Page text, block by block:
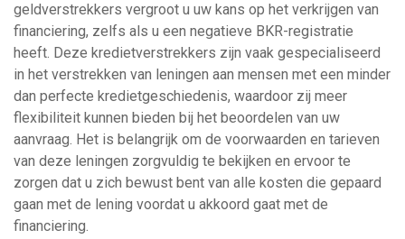
geldverstrekkers vergroot u uw kans op het verkrijgen van
financiering, zelfs als u een negatieve BKR-registratie
heeft. Deze kredietverstrekkers zijn vaak gespecialiseerd
in het verstrekken van leningen aan mensen met een minder
dan perfecte kredietgeschiedenis, waardoor zij meer
flexibiliteit kunnen bieden bij het beoordelen van uw
aanvraag. Het is belangrijk om de voorwaarden en tarieven
van deze leningen zorgvuldig te bekijken en ervoor te
zorgen dat u zich bewust bent van alle kosten die gepaard
gaan met de lening voordat u akkoord gaat met de
financiering.